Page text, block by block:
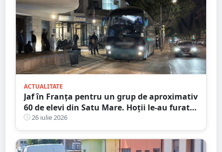
ACTUALITATE
Jaf în Franța pentru un grup de aproximativ
60 de elevi din Satu Mare. Hoții le-au furat
bagajele, actele și banii după ce autocarul a
fost lăsat nesupravegheat
26 iulie 2026